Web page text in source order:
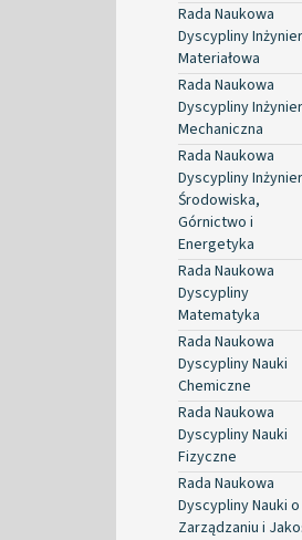
Rada Naukowa
Dyscypliny
Materiałowa
Rada Naukowa
Dyscypliny
Mechaniczna
Rada Naukowa
Dyscypliny
Środowiska,
Górnictwo i
Energetyka
Rada Naukowa
Dyscypliny
Matematyka
Rada Naukowa
Dyscypliny Nauki
Chemiczne
Rada Naukowa
Dyscypliny Nauki
Fizyczne
Rada Naukowa
Dyscypliny Nauki o
Zarządzaniu i